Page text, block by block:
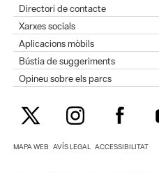
Directori de contacte
Xarxes socials
Aplicacions mòbils
Bústia de suggeriments
Opineu sobre els parcs
MAPA WEB AVÍS LEGAL ACCESSIBILITAT